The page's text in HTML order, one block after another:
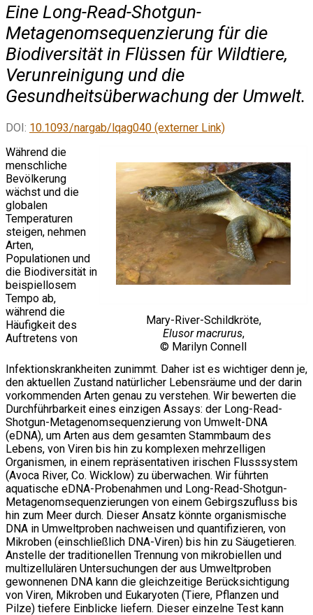
Eine Long-Read-Shotgun-
Metagenomsequenzierung für die
Biodiversität in Flüssen für Wildtiere,
Verunreinigung und die
Gesundheitsüberwachung der Umwelt.
DOI: 10.1093/nargab/lqag040 (externer Link)
Mary-River-Schildkröte,
Elusor macrurus,
© Marilyn Connell
Während die
menschliche
Bevölkerung
wächst und die
globalen
Temperaturen
steigen, nehmen
Arten,
Populationen und
die Biodiversität in
beispiellosem
Tempo ab,
während die
Häufigkeit des
Auftretens von
Infektionskrankheiten zunimmt. Daher ist es wichtiger denn je,
den aktuellen Zustand natürlicher Lebensräume und der darin
vorkommenden Arten genau zu verstehen. Wir bewerten die
Durchführbarkeit eines einzigen Assays: der Long-Read-
Shotgun-Metagenomsequenzierung von Umwelt-DNA
(eDNA), um Arten aus dem gesamten Stammbaum des
Lebens, von Viren bis hin zu komplexen mehrzelligen
Organismen, in einem repräsentativen irischen Flusssystem
(Avoca River, Co. Wicklow) zu überwachen. Wir führten
aquatische eDNA-Probenahmen und Long-Read-Shotgun-
Metagenomsequenzierungen von einem Gebirgszufluss bis
hin zum Meer durch. Dieser Ansatz könnte organismische
DNA in Umweltproben nachweisen und quantifizieren, von
Mikroben (einschließlich DNA-Viren) bis hin zu Säugetieren.
Anstelle der traditionellen Trennung von mikrobiellen und
multizellulären Untersuchungen der aus Umweltproben
gewonnenen DNA kann die gleichzeitige Berücksichtigung
von Viren, Mikroben und Eukaryoten (Tiere, Pflanzen und
Pilze) tiefere Einblicke liefern. Dieser einzelne Test kann